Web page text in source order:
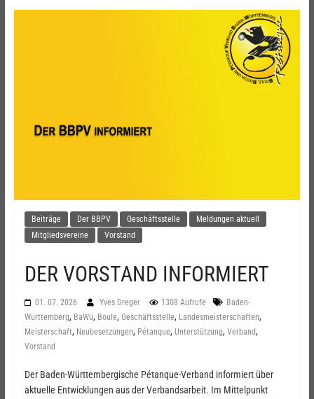
Beiträge Der BBPV Geschäftsstelle
Meldungen aktuell
Mitgliedsvereine
Vorstand
DER VORSTAND INFORMIERT
01. 07. 2026 Yves Dreger 1308 Aufrufe
Baden-
Württemberg, BaWü, Boule, Geschäftsstelle, Landesmeisterschaften,
Meisterschaft, Neubesetzungen, Pétanque, Unterstützung, Verband,
Vorstand
Der Baden-Württembergische Pétanque-Verband informiert über
aktuelle Entwicklungen aus der Verbandsarbeit. Im Mittelpunkt